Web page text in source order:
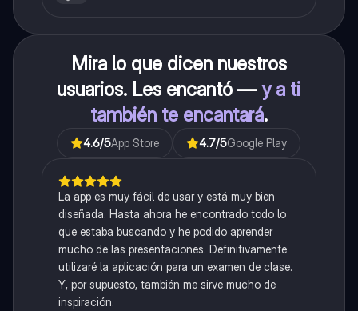
Mira lo que dicen nuestros
usuarios. Les encantó —y a ti
también te encantará.
4.6/5App Store 4.7/5Google Play
La app es muy fácil de usar y está muy bien
diseñada. Hasta ahora he encontrado todo lo
que estaba buscando y he podido aprender
mucho de las presentaciones. Definitivamente
utilizaré la aplicación para un examen de clase.
Y, por supuesto, también me sirve mucho de
inspiración.